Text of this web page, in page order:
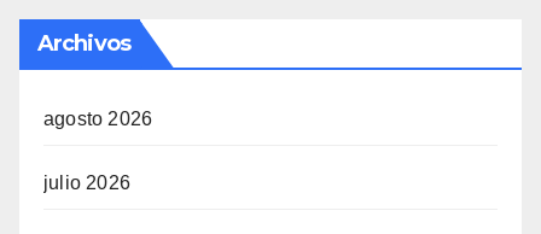
Archivos
agosto 2026
julio 2026